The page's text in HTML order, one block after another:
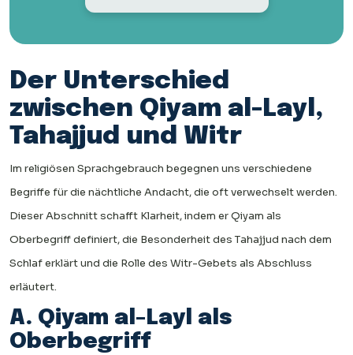
Der Unterschied
zwischen Qiyam al-Layl,
Tahajjud und Witr
Im religiösen Sprachgebrauch begegnen uns verschiedene
Begriffe für die nächtliche Andacht, die oft verwechselt werden.
Dieser Abschnitt schafft Klarheit, indem er Qiyam als
Oberbegriff definiert, die Besonderheit des Tahajjud nach dem
Schlaf erklärt und die Rolle des Witr-Gebets als Abschluss
erläutert.
A. Qiyam al-Layl als
Oberbegriff